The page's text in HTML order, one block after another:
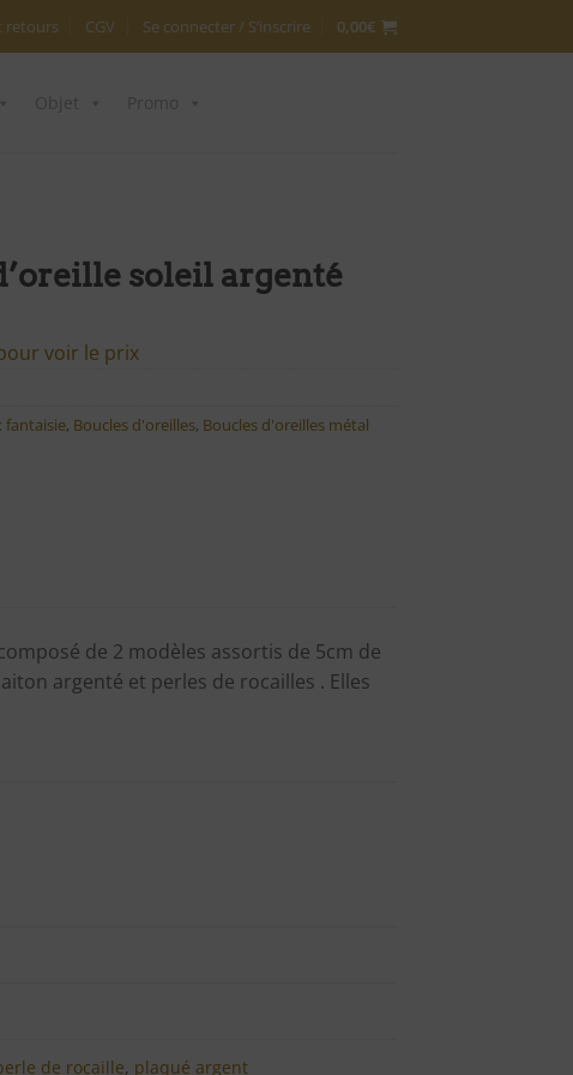
retours CGV Se connecter / S’inscrire 0,00€
soleil argenté
voir le prix
fantaisie, Boucles d'oreilles, Boucles d'oreilles métal
de 2 modèles assortis de 5cm de
argenté et perles de rocailles . Elles
de rocaille, plaqué argent